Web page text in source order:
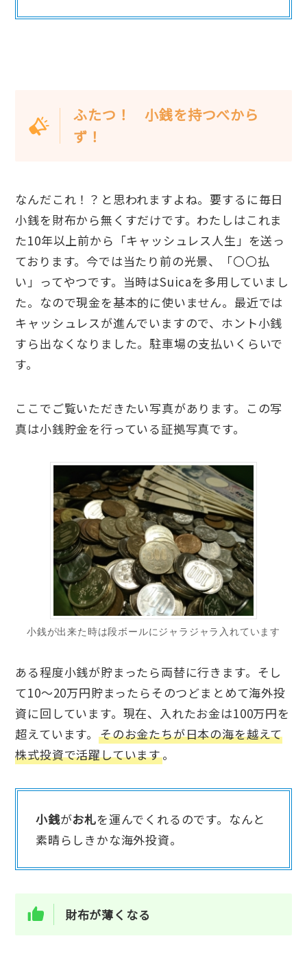
ふたつ！ 小銭を持つべから
ず！
なんだこれ！？と思われますよね。要するに毎日
小銭を財布から無くすだけです。わたしはこれま
た10年以上前から「キャッシュレス人生」を送っ
ております。今では当たり前の光景、「〇〇払
い」ってやつです。当時はSuicaを多用していまし
た。なので現金を基本的に使いません。最近では
キャッシュレスが進んでいますので、ホント小銭
すら出なくなりました。駐車場の支払いくらいで
す。
ここでご覧いただきたい写真があります。この写
真は小銭貯金を行っている証拠写真です。
小銭が出来た時は段ボールにジャラジャラ入れています
ある程度小銭が貯まったら両替に行きます。そし
て10～20万円貯まったらそのつどまとめて海外投
資に回しています。現在、入れたお金は100万円を
超えています。そのお金たちが日本の海を越えて
株式投資で活躍しています。
小銭がお札を運んでくれるのです。なんと
素晴らしきかな海外投資。
財布が薄くなる